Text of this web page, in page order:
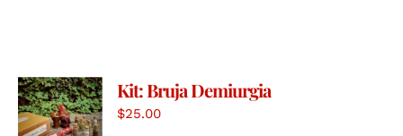
Kit: Bruja Demiurgia
$25.00